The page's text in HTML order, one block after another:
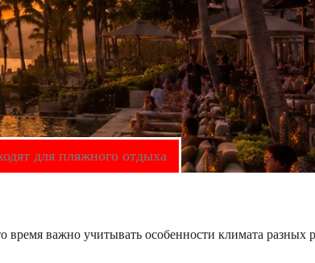
для пляжного отдыха
важно учитывать особенности климата разных